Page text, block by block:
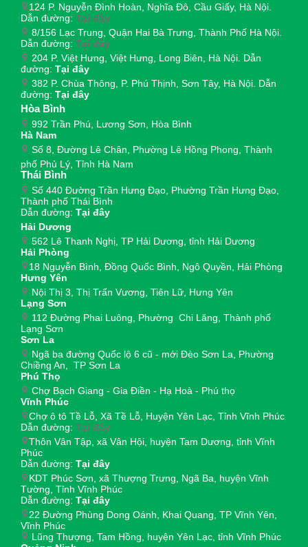
124 P. Nguyễn Đình Hoàn, Nghĩa Đô, Cầu Giấy, Hà Nội.
Dẫn đường: Tại đây
8/156 Lạc Trung, Quận Hai Bà Trưng, Thành Phố Hà Nội.
Dẫn đường: Tại đây
204 P. Việt Hưng, Việt Hưng, Long Biên, Hà Nội. Dẫn
đường: Tại đây
382 P. Chùa Thông, P. Phú Thịnh, Sơn Tây, Hà Nội. Dẫn
đường: Tại đây
Hòa Bình
992 Trần Phú, Lương Sơn, Hòa Bình
Hà Nam
Số 8, Đường Lê Chân, Phường Lê Hồng Phong, Thành
phố Phủ Lý, Tỉnh Hà Nam
Thái Bình
Số 440 Đường Trần Hưng Đạo, Phường Trần Hưng Đạo,
Thành phố Thái Bình
Dẫn đường: Tại đây
Hải Dương
562 Lê Thanh Nghị, TP Hải Dương, tỉnh Hải Dương
Hải Phòng
18 Nguyễn Bình, Đồng Quốc Bình, Ngô Quyền, Hải Phòng
Hưng Yên
Nội Thị 3, Thị Trấn Vương, Tiên Lữ, Hưng Yên
Lạng Sơn
112 Đường Phai Luông, Phường Chi Lăng, Thành phố
Lạng Sơn
Sơn La
Ngã ba đường Quốc lộ 6 cũ - mới Đèo Sơn La, Phường
Chiềng An, TP Sơn La
Phú Thọ
Chợ Bạch Giang - Gia Điền - Hạ Hoà - Phú thọ
Vĩnh Phúc
Chợ ô tô Tề Lỗ, Xã Tề Lỗ, Huyện Yên Lạc, Tỉnh Vĩnh Phúc
Dẫn đường: Tại đây
Thôn Vân Tập, xã Vân Hội, huyện Tam Dương, tỉnh Vĩnh
Phúc
Dẫn đường: Tại đây
KDT Phúc Sơn, xã Thượng Trưng, Ngã Ba, huyện Vĩnh
Tường, Tỉnh Vĩnh Phúc
Dẫn đường: Tại đây
22 Đường Phùng Dong Oánh, Khai Quang, TP Vĩnh Yên,
Vĩnh Phúc
Lũng Thượng, Tam Hồng, huyện Yên Lạc, tỉnh Vĩnh Phúc